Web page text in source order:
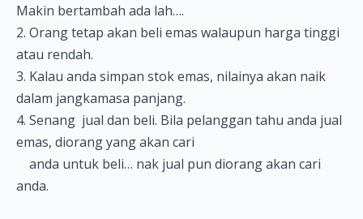
Makin bertambah ada lah….
2. Orang tetap akan beli emas walaupun harga tinggi
atau rendah.
3. Kalau anda simpan stok emas, nilainya akan naik
dalam jangkamasa panjang.
4. Senang jual dan beli. Bila pelanggan tahu anda jual
emas, diorang yang akan cari
anda untuk beli… nak jual pun diorang akan cari
anda.